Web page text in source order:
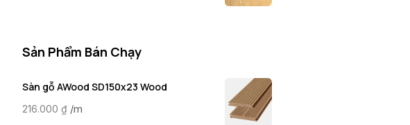
Sản Phẩm Bán Chạy
Sàn gỗ AWood SD150x23 Wood
216.000 ₫ /m